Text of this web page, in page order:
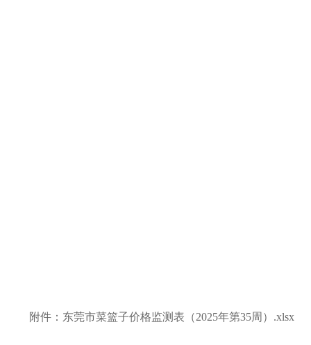
附件： 东莞市菜篮子价格监测表（2025年第35周）.xlsx